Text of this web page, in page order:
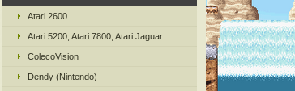
Atari 2600
Atari 5200, Atari 7800, Atari Jaguar
ColecoVision
Dendy (Nintendo)